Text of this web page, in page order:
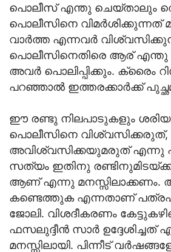
പൊലീസ് എന്തു ചെയ്താലും
പൊലീസിനെ വിമര്‍ശിക്കുന്നത്
വാര്‍ത്ത എന്നവര്‍
പൊലീസിനെതിരെ ആര് എന്തു
അവര്‍ പൊലിപ്പിക്കും. ക്രൈം
പറഞ്ഞാല്‍ ഇത്തരക്കാര്‍ക്ക്
ഈ രണ്ടു നിലപാടുകളും
പൊലീസിനെ വിശ്വസിക്കരുത്,
അവിശ്വസിക്കയുമരുത് എന്നു
സത്യം ഇതിനു
ആണ് എന്നു മനസ്സിലാക്കണം.
കണ്ടെത്തുക എന്നതാണ്
ജോലി. വിശദീകരണം
ഫസലുദ്ദീന്‍ സാര്‍ ഉദ്ദേശിച്ചത്
മനസ്സിലായി. പിന്നീട്